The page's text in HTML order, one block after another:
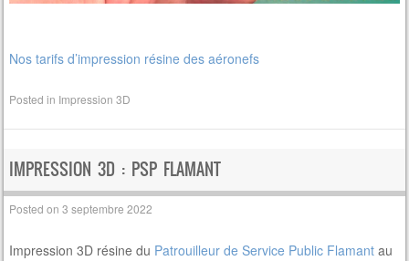
Nos tarifs d’impression résine des aéronefs
Posted in Impression 3D
IMPRESSION 3D : PSP FLAMANT
Posted on3 septembre 2022
Impression 3D résine du Patrouilleur de Service Public Flamant au